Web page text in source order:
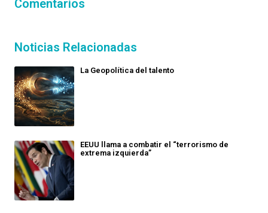
Comentarios
Noticias Relacionadas
La Geopolítica del talento
EEUU llama a combatir el “terrorismo de
extrema izquierda”